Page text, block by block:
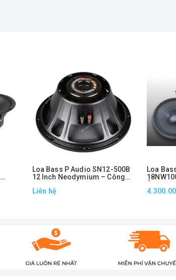
Loa Bass P Audio SN12-500B
12 Inch Neodymium – Công
Chính Hãng
Liên hệ
Loa
Chuyên